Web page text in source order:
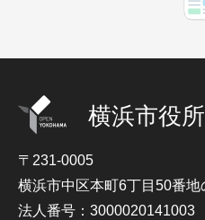
横浜市役所
〒231-0005
横浜市中区本町6丁目50番地
法人番号：3000020141003